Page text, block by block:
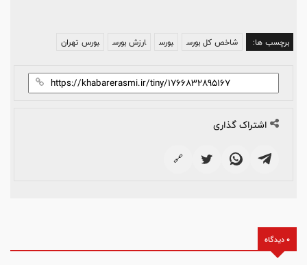
برچسب ها: شاخص کل بورس بورس ارزش بورس بورس تهران
اشتراک گذاری
🔗
0 دیدگاه